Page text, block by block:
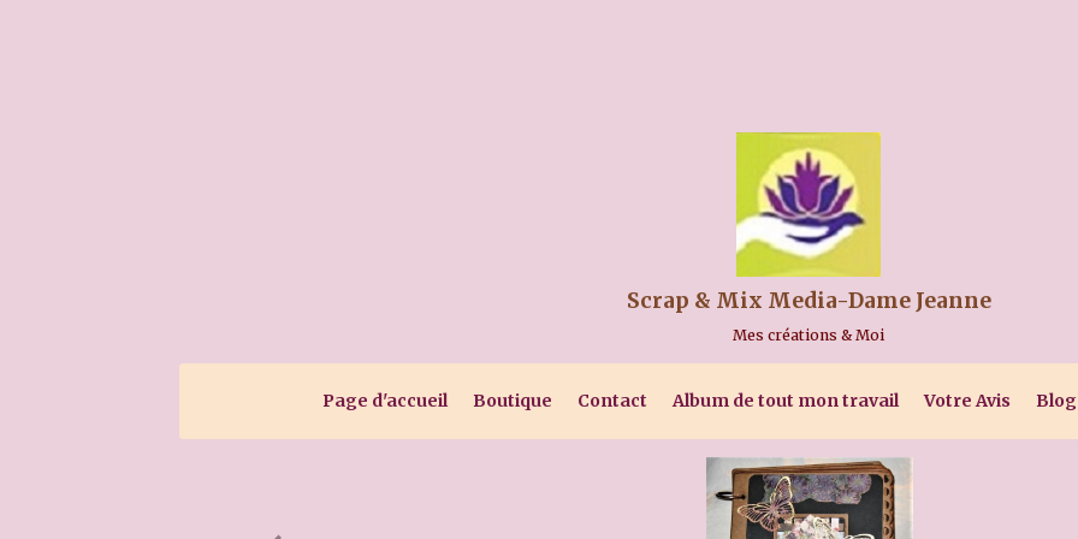
Scrap & Mix Media-Dame Jeanne
Mes créations & Moi
Page d'accueil Boutique Contact Album de tout mon travail Votre Avis Blog